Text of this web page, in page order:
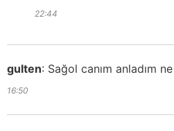
22:44
gulten: Sağol canım anladım
16:50